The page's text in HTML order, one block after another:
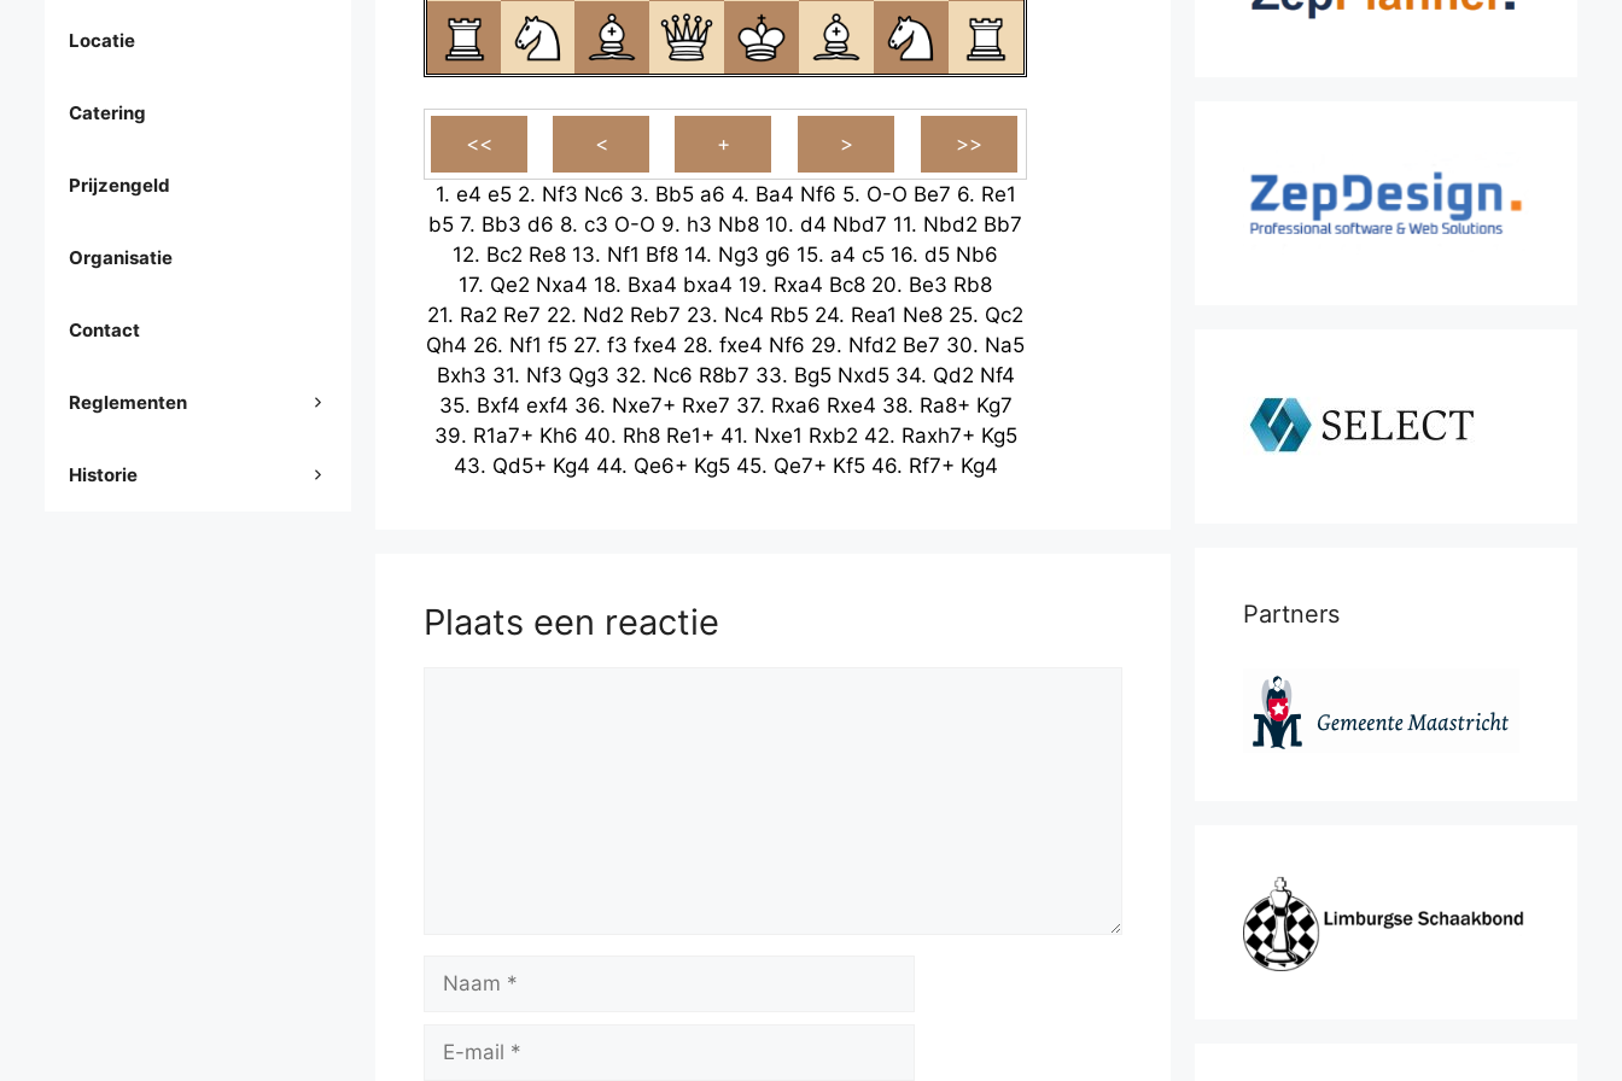
1. e4 e5 2. Nf3 Nc6 3. Bb5 a6 4. Ba4 Nf6 5. O-O Be7 6. Re1
b5 7. Bb3 d6 8. c3 O-O 9. h3 Nb8 10. d4 Nbd7 11. Nbd2 Bb7
12. Bc2 Re8 13. Nf1 Bf8 14. Ng3 g6 15. a4 c5 16. d5 Nb6
17. Qe2 Nxa4 18. Bxa4 bxa4 19. Rxa4 Bc8 20. Be3 Rb8
21. Ra2 Re7 22. Nd2 Reb7 23. Nc4 Rb5 24. Rea1 Ne8 25. Qc2
Qh4 26. Nf1 f5 27. f3 fxe4 28. fxe4 Nf6 29. Nfd2 Be7 30. Na5
Bxh3 31. Nf3 Qg3 32. Nc6 R8b7 33. Bg5 Nxd5 34. Qd2 Nf4
35. Bxf4 exf4 36. Nxe7+ Rxe7 37. Rxa6 Rxe4 38. Ra8+ Kg7
39. R1a7+ Kh6 40. Rh8 Re1+ 41. Nxe1 Rxb2 42. Raxh7+ Kg5
43. Qd5+ Kg4 44. Qe6+ Kg5 45. Qe7+ Kf5 46. Rf7+ Kg4
Plaats een reactie
mail
Locatie
Catering
Prijzengeld
Organisatie
Contact
Reglementen
Historie
Partners